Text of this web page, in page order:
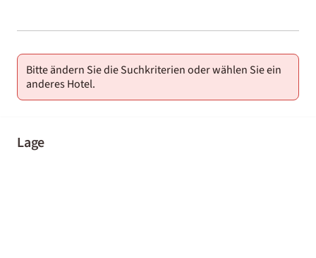
01-02
Bitte ändern Sie die Suchkriterien oder wählen Sie ein
anderes Hotel.
Lage